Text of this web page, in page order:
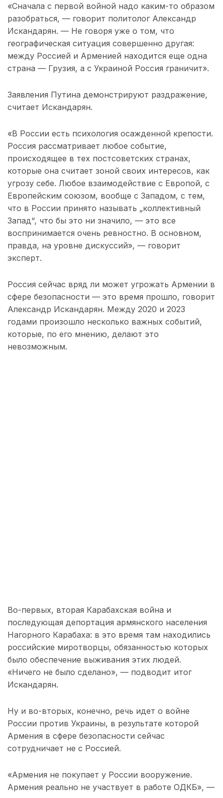
«Сначала с первой войной надо каким-то образом
разобраться, — говорит политолог Александр
Искандарян. — Не говоря уже о том, что
географическая ситуация совершенно другая:
между Россией и Арменией находится еще одна
страна — Грузия, а с Украиной Россия граничит».
Заявления Путина демонстрируют раздражение,
считает Искандарян.
«В России есть психология осажденной крепости.
Россия рассматривает любое событие,
происходящее в тех постсоветских странах,
которые она считает зоной своих интересов, как
угрозу себе. Любое взаимодействие с Европой, с
Европейским союзом, вообще с Западом, с тем,
что в России принято называть „коллективный
Запад“, что бы это ни значило, — это все
воспринимается очень ревностно. В основном,
правда, на уровне дискуссий», — говорит
эксперт.
Россия сейчас вряд ли может угрожать Армении в
сфере безопасности — это время прошло, говорит
Александр Искандарян. Между 2020 и 2023
годами произошло несколько важных событий,
которые, по его мнению, делают это
невозможным.
Во-первых, вторая Карабахская война и
последующая депортация армянского населения
Нагорного Карабаха: в это время там находились
российские миротворцы, обязанностью которых
было обеспечение выживания этих людей.
«Ничего не было сделано», — подводит итог
Искандарян.
Ну и во-вторых, конечно, речь идет о войне
России против Украины, в результате которой
Армения в сфере безопасности сейчас
сотрудничает не с Россией.
«Армения не покупает у России вооружение.
Армения реально не участвует в работе ОДКБ», —